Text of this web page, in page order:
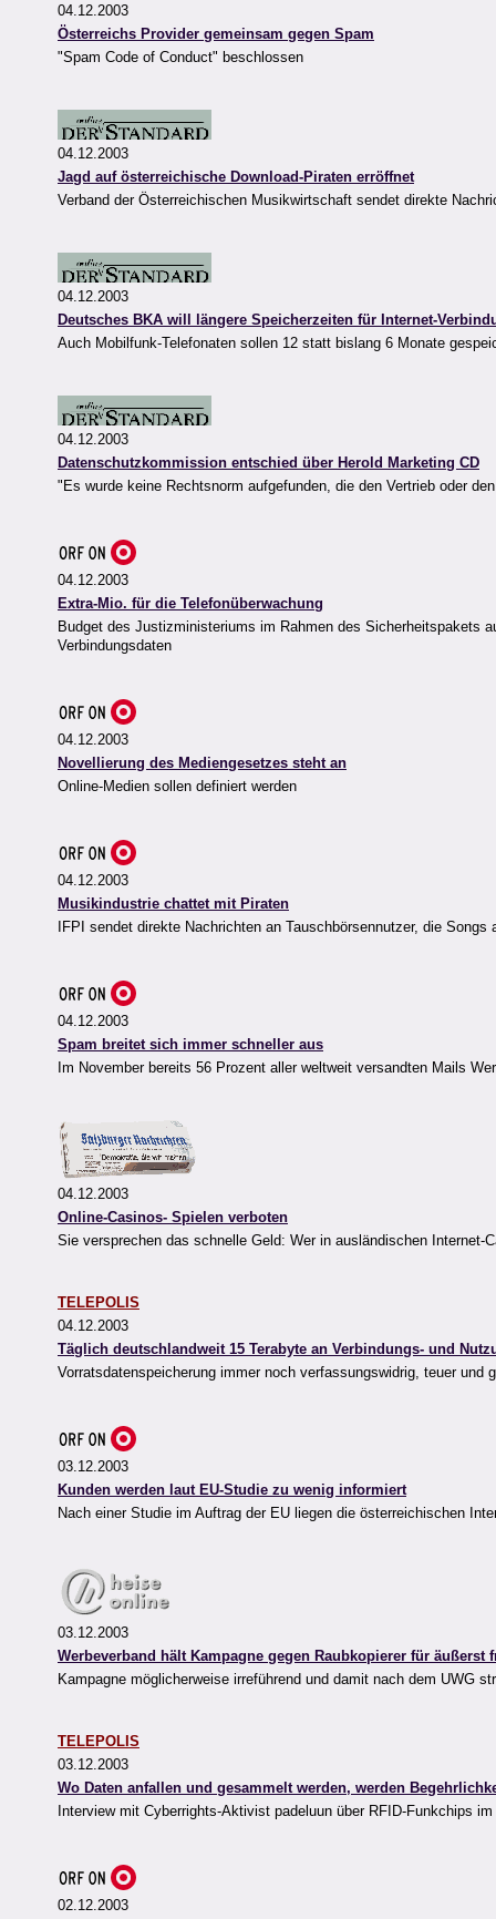
04.12.2003
Österreichs Provider gemeinsam gegen Spam
"Spam Code of Conduct" beschlossen
04.12.2003
Jagd auf österreichische Download-Piraten erröffnet
Verband der Österreichischen Musikwirtschaft sendet direkte
04.12.2003
Deutsches BKA will längere Speicherzeiten für Internet-
Auch Mobilfunk-Telefonaten sollen 12 statt bislang 6 Monate
04.12.2003
Datenschutzkommission entschied über Herold Marketing CD
"Es wurde keine Rechtsnorm aufgefunden, die den Vertrieb oder
04.12.2003
Extra-Mio. für die Telefonüberwachung
Budget des Justizministeriums im Rahmen des Sicherheitspakets
Verbindungsdaten
04.12.2003
Novellierung des Mediengesetzes steht an
Online-Medien sollen definiert werden
04.12.2003
Musikindustrie chattet mit Piraten
IFPI sendet direkte Nachrichten an Tauschbörsennutzer, die
04.12.2003
Spam breitet sich immer schneller aus
Im November bereits 56 Prozent aller weltweit versandten Mails
04.12.2003
Online-Casinos- Spielen verboten
Sie versprechen das schnelle Geld: Wer in ausländischen Internet-
TELEPOLIS
04.12.2003
Täglich deutschlandweit 15 Terabyte an Verbindungs- und
Vorratsdatenspeicherung immer noch verfassungswidrig, teuer und
03.12.2003
Kunden werden laut EU-Studie zu wenig informiert
Nach einer Studie im Auftrag der EU liegen die österreichischen
03.12.2003
Werbeverband hält Kampagne gegen Raubkopierer für äußerst
Kampagne möglicherweise irreführend und damit nach dem UWG
TELEPOLIS
03.12.2003
Wo Daten anfallen und gesammelt werden, werden
Interview mit Cyberrights-Aktivist padeluun über RFID-Funkchips im
02.12.2003